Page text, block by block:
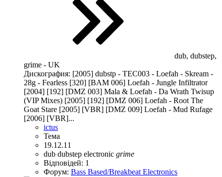
dub, dubstep,
grime - UK
Дискография: [2005] dubstp - TEC003 - Loefah - Skream -
28g - Fearless [320] [BAM 006] Loefah - Jungle Infiltrator
[2004] [192] [DMZ 003] Mala & Loefah - Da Wrath Twisup
(VIP Mixes) [2005] [192] [DMZ 006] Loefah - Root The
Goat Stare [2005] [VBR] [DMZ 009] Loefah - Mud Rufage
[2006] [VBR]...
ictus
Тема
19.12.11
dub dubstep electronic grime
Відповідей: 1
Форум: Bass Based/Breakbeat Electronics